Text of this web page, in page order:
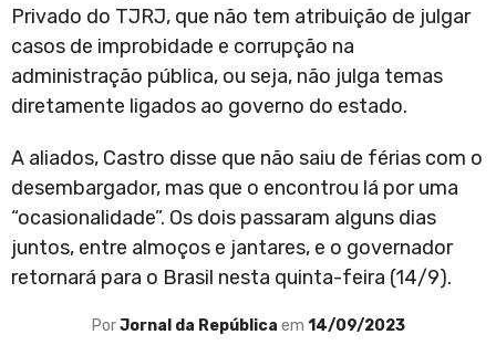
Privado do TJRJ, que não tem atribuição de julgar
casos de improbidade e corrupção na
administração pública, ou seja, não julga temas
diretamente ligados ao governo do estado.
A aliados, Castro disse que não saiu de férias com o
desembargador, mas que o encontrou lá por uma
“ocasionalidade”. Os dois passaram alguns dias
juntos, entre almoços e jantares, e o governador
retornará para o Brasil nesta quinta-feira (14/9).
PorJornal da República em 14/09/2023